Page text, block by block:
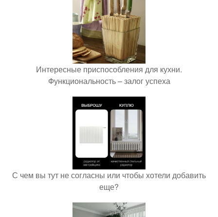
Интересные приспособления для кухни.
Функциональность – залог успеха
С чем вы тут не согласны или чтобы хотели добавить
еще?